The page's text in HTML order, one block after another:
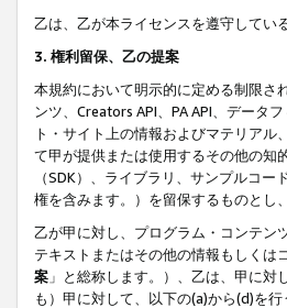
乙は、乙が本ライセンスを遵守してい
3. 権利留保、乙の提案
本規約において明示的に定める制限さ
ンツ、Creators API、PA API、データ
ト・サイト上の情報およびマテリア
て甲が提供または使用するその他の知
（SDK）、ライブラリ、サンプルコ
権を含みます。）を留保するものとし
乙が甲に対し、プログラム・コンテン
テキストまたはその他の情報もしくは
案 」と総称します。）、乙は、甲に
も）甲に対して、以下の(a)から(d)を